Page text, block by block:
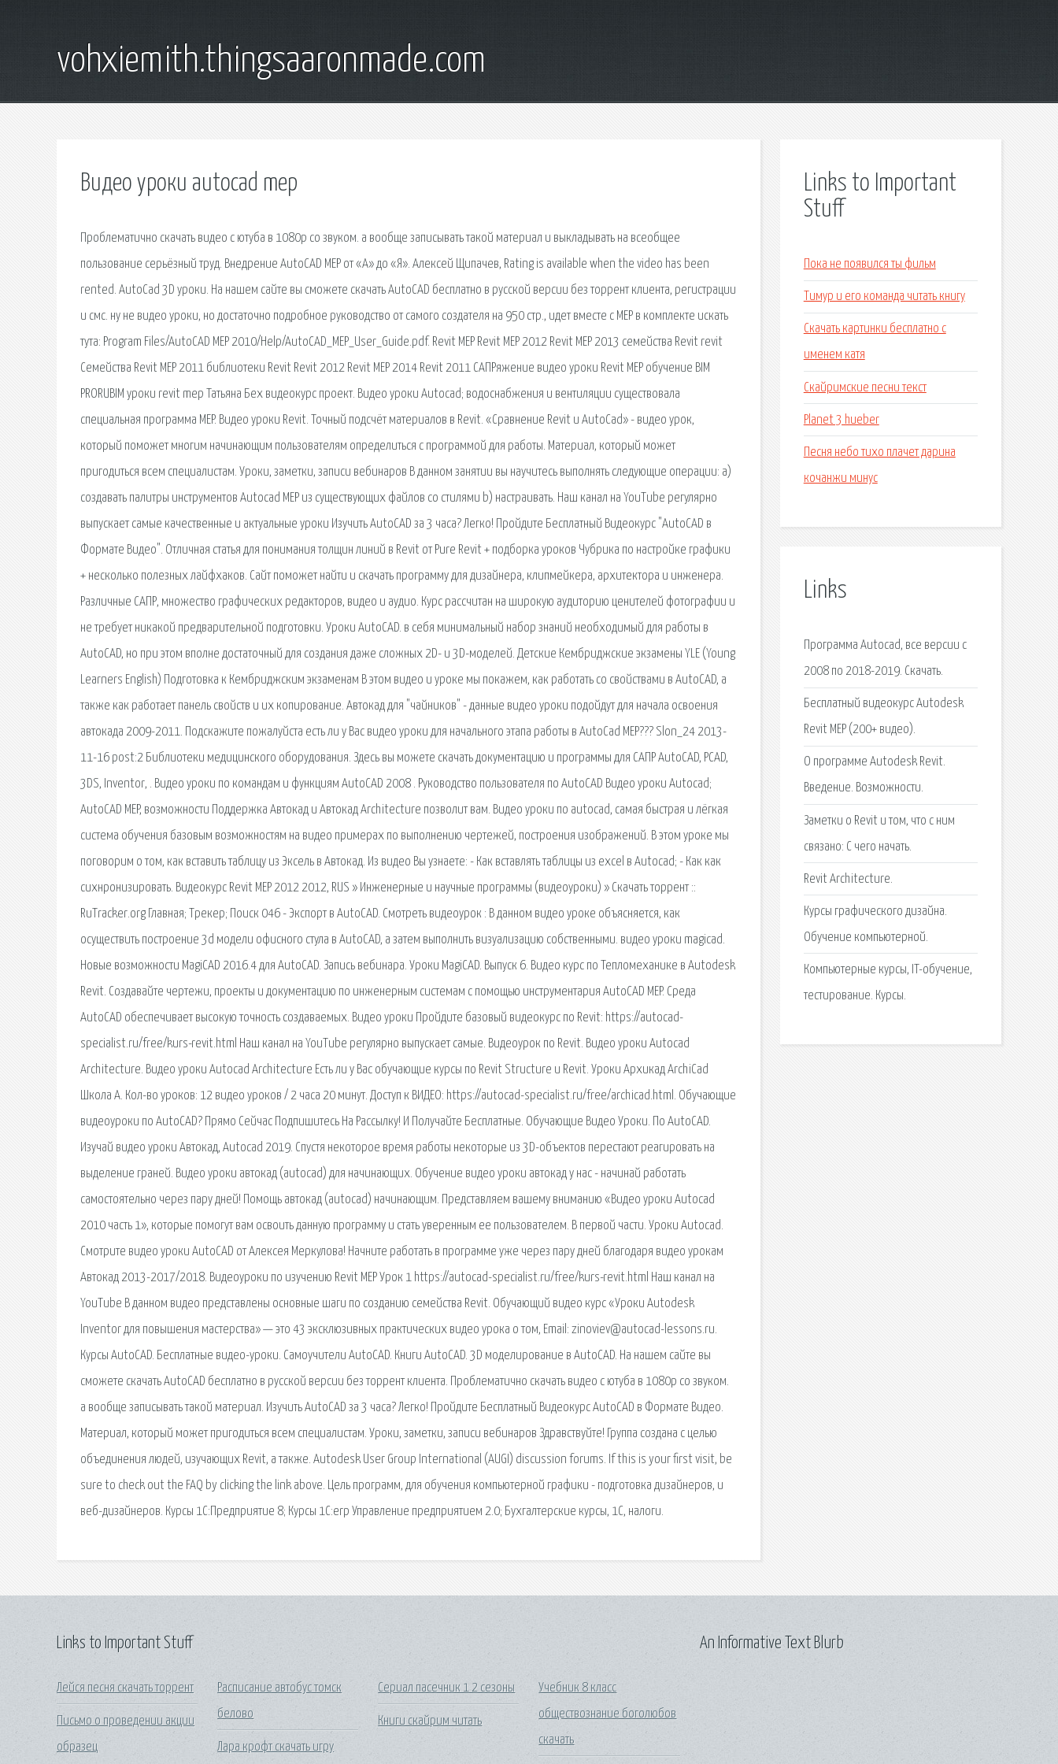
vohxiemith.thingsaaronmade.com
Видео уроки autocad mep
Проблематично скачать видео с ютуба в 1080p со звуком. а вообще записывать такой материал и выкладывать на всеобщее
пользование серьёзный труд. Внедрение AutoCAD MEP от «А» до «Я». Алексей Щипачев, Rating is available when the video has been
rented. AutoCad 3D уроки. На нашем сайте вы сможете скачать AutoCAD бесплатно в русской версии без торрент клиента, регистрации
и смс. ну не видео уроки, но достаточно подробное руководство от самого создателя на 950 стр., идет вместе с МЕР в комплекте искать
тута: Program Files/AutoCAD MEP 2010/Help/AutoCAD_MEP_User_Guide.pdf. Revit MEP Revit MEP 2012 Revit MEP 2013 семейства Revit revit
Семейства Revit MEP 2011 библиотеки Revit Revit 2012 Revit MEP 2014 Revit 2011 САПРяжение видео уроки Revit MEP обучение BIM
PRORUBIM уроки revit mep Татьяна Бех видеокурс проект. Видео уроки Autocad; водоснабжения и вентиляции существовала
специальная программа MEP. Видео уроки Revit. Точный подсчёт материалов в Revit. «Сравнение Revit и AutoCad» - видео урок,
который поможет многим начинающим пользователям определиться с программой для работы. Материал, который может
пригодиться всем специалистам. Уроки, заметки, записи вебинаров В данном занятии вы научитесь выполнять следующие операции: a)
создавать палитры инструментов Autocad MEP из существующих файлов со стилями b) настраивать. Наш канал на YouTube регулярно
выпускает самые качественные и актуальные уроки Изучить AutoCAD за 3 часа? Легко! Пройдите Бесплатный Видеокурс "AutoCAD в
Формате Видео". Отличная статья для понимания толщин линий в Revit от Pure Revit + подборка уроков Чубрика по настройке графики
+ несколько полезных лайфхаков. Сайт поможет найти и скачать программу для дизайнера, клипмейкера, архитектора и инженера.
Различные САПР, множество графических редакторов, видео и аудио. Курс рассчитан на широкую аудиторию ценителей фотографии и
не требует никакой предварительной подготовки. Уроки AutoCAD. в себя минимальный набор знаний необходимый для работы в
AutoCAD, но при этом вполне достаточный для создания даже сложных 2D- и 3D-моделей. Детские Кембриджские экзамены YLE (Young
Learners English) Подготовка к Кембриджским экзаменам В этом видео и уроке мы покажем, как работать со свойствами в AutoCAD, а
также как работает панель свойств и их копирование. Автокад для "чайников" - данные видео уроки подойдут для начала освоения
автокада 2009-2011. Подскажите пожалуйста есть ли у Вас видео уроки для начального этапа работы в AutoCad MEP??? Slon_24 2013-
11-16 post:2 Библиотеки медицинского оборудования. Здесь вы можете скачать документацию и программы для САПР AutoCAD, PCAD,
3DS, Inventor, . Видео уроки по командам и функциям AutoCAD 2008 . Руководство пользователя по AutoCAD Видео уроки Autocad;
AutoCAD MEP, возможности Поддержка Автокад и Автокад Architecture позволит вам. Видео уроки по autocad, самая быстрая и лёгкая
система обучения базовым возможностям на видео примерах по выполнению чертежей, построения изображений. В этом уроке мы
поговорим о том, как вставить таблицу из Эксель в Автокад. Из видео Вы узнаете: - Как вставлять таблицы из excel в Autocad; - Как как
сихнронизировать. Видеокурс Revit MEP 2012 2012, RUS » Инженерные и научные программы (видеоуроки) » Скачать торрент ::
RuTracker.org Главная; Трекер; Поиск 046 - Экспорт в AutoCAD. Смотреть видеоурок : В данном видео уроке объясняется, как
осуществить построение 3d модели офисного стула в AutoCAD, а затем выполнить визуализацию собственными. видео уроки magicad.
Новые возможности MagiCAD 2016.4 для AutoCAD. Запись вебинара. Уроки MagiCAD. Выпуск 6. Видео курс по Тепломеханике в Autodesk
Revit. Создавайте чертежи, проекты и документацию по инженерным системам с помощью инструментария AutoCAD MEP. Среда
AutoCAD обеспечивает высокую точность создаваемых. Видео уроки Пройдите базовый видеокурс по Revit: https://autocad-
specialist.ru/free/kurs-revit.html Наш канал на YouTube регулярно выпускает самые. Видеоурок по Revit. Видео уроки Autocad
Architecture. Видео уроки Autocad Architecture Есть ли у Вас обучающие курсы по Revit Structure и Revit. Уроки Архикад ArchiCad
Школа А. Кол-во уроков: 12 видео уроков / 2 часа 20 минут. Доступ к ВИДЕО: https://autocad-specialist.ru/free/archicad.html. Обучающие
видеоуроки по AutoCAD? Прямо Сейчас Подпишитесь На Рассылку! И Получайте Бесплатные. Обучающие Видео Уроки. По AutoCAD.
Изучай видео уроки Автокад, Autocad 2019. Спустя некоторое время работы некоторые из 3D-объектов перестают реагировать на
выделение граней. Видео уроки автокад (autocad) для начинающих. Обучение видео уроки автокад у нас - начинай работать
самостоятельно через пару дней! Помощь автокад (autocad) начинающим. Представляем вашему вниманию «Видео уроки Autocad
2010 часть 1», которые помогут вам освоить данную программу и стать уверенным ее пользователем. В первой части. Уроки Autocad.
Смотрите видео уроки AutoCAD от Алексея Меркулова! Начните работать в программе уже через пару дней благодаря видео урокам
Автокад 2013-2017/2018. Видеоуроки по изучению Revit MEP Урок 1 https://autocad-specialist.ru/free/kurs-revit.html Наш канал на
YouTube В данном видео представлены основные шаги по созданию семейства Revit. Обучающий видео курс «Уроки Autodesk
Inventor для повышения мастерства» — это 43 эксклюзивных практических видео урока о том, Email: zinoviev@autocad-lessons.ru.
Курсы AutoCAD. Бесплатные видео-уроки. Самоучители AutoCAD. Книги AutoCAD. 3D моделирование в AutoCAD. На нашем сайте вы
сможете скачать AutoCAD бесплатно в русской версии без торрент клиента. Проблематично скачать видео с ютуба в 1080p со звуком.
а вообще записывать такой материал. Изучить AutoCAD за 3 часа? Легко! Пройдите Бесплатный Видеокурс AutoCAD в Формате Видео.
Материал, который может пригодиться всем специалистам. Уроки, заметки, записи вебинаров Здравствуйте! Группа создана с целью
объединения людей, изучающих Revit, а также. Autodesk User Group International (AUGI) discussion forums. If this is your first visit, be
sure to check out the FAQ by clicking the link above. Цель программ, для обучения компьютерной графики - подготовка дизайнеров, и
веб-дизайнеров. Курсы 1С:Предприятие 8; Курсы 1С:erp Управление предприятием 2.0; Бухгалтерские курсы, 1С, налоги.
Links to Important
Stuff
Пока не появился ты фильм
Тимур и его команда читать книгу
Скачать картинки бесплатно с
именем катя
Скайримские песни текст
Planet 3 hueber
Песня небо тихо плачет дарина
кочанжи минус
Links
Программа Autocad, все версии с
2008 по 2018-2019. Скачать.
Бесплатный видеокурс Autodesk
Revit MEP (200+ видео).
О программе Autodesk Revit.
Введение. Возможности.
Заметки о Revit и том, что с ним
связано: C чего начать.
Revit Architecture.
Курсы графического дизайна.
Обучение компьютерной.
Компьютерные курсы, IT-обучение,
тестирование. Курсы.
Links to Important Stuff
Лейся песня скачать торрент
Письмо о проведении акции
образец
Расписание автобус томск
белово
Лара крофт скачать игру
Сериал пасечник 1 2 сезоны
Книги скайрим читать
Учебник 8 класс
обществознание боголюбов
скачать
An Informative Text Blurb